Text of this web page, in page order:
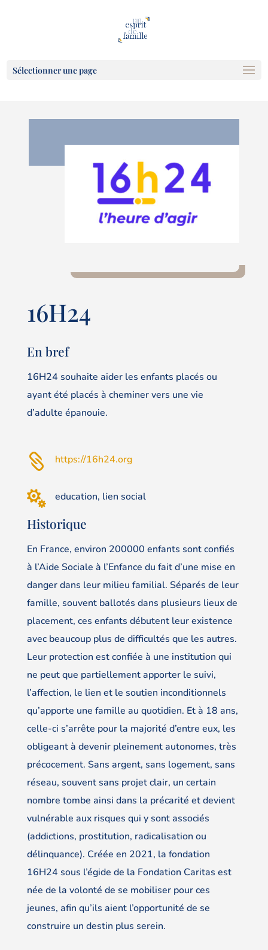
Sélectionner une page
16H24
En bref
16H24 souhaite aider les enfants placés ou
ayant été placés à cheminer vers une vie
d’adulte épanouie.
 https://16h24.org
 education, lien social
Historique
En France, environ 200000 enfants sont confiés
à l’Aide Sociale à l’Enfance du fait d’une mise en
danger dans leur milieu familial. Séparés de leur
famille, souvent ballotés dans plusieurs lieux de
placement, ces enfants débutent leur existence
avec beaucoup plus de difficultés que les autres.
Leur protection est confiée à une institution qui
ne peut que partiellement apporter le suivi,
l’affection, le lien et le soutien inconditionnels
qu’apporte une famille au quotidien. Et à 18 ans,
celle-ci s’arrête pour la majorité d’entre eux, les
obligeant à devenir pleinement autonomes, très
précocement. Sans argent, sans logement, sans
réseau, souvent sans projet clair, un certain
nombre tombe ainsi dans la précarité et devient
vulnérable aux risques qui y sont associés
(addictions, prostitution, radicalisation ou
délinquance). Créée en 2021, la fondation
16H24 sous l’égide de la Fondation Caritas est
née de la volonté de se mobiliser pour ces
jeunes, afin qu’ils aient l’opportunité de se
construire un destin plus serein.